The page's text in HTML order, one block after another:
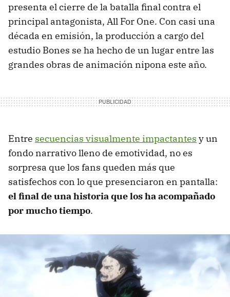
presenta el cierre de la batalla final contra el
principal antagonista, All For One. Con casi una
década en emisión, la producción a cargo del
estudio Bones se ha hecho de un lugar entre las
grandes obras de animación nipona este año.
Entre secuencias visualmente impactantes y un
fondo narrativo lleno de emotividad, no es
sorpresa que los fans queden más que
satisfechos con lo que presenciaron en pantalla:
el final de una historia que los ha acompañado
por mucho tiempo.